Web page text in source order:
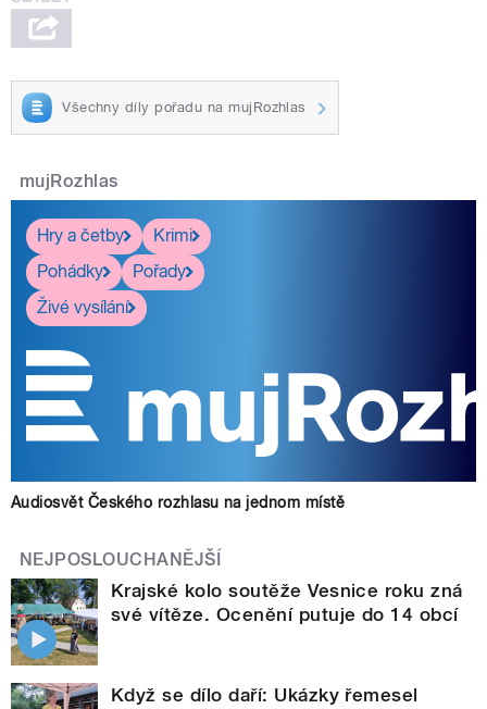
Všechny díly pořadu na mujRozhlas
mujRozhlas
Hry a četby
Krimi
Pohádky
Pořady
Živé vysílání
Audiosvět Českého rozhlasu na jednom místě
NEJPOSLOUCHANĚJŠÍ
Krajské kolo soutěže Vesnice roku zná
své vítěze. Ocenění putuje do 14 obcí
Když se dílo daří: Ukázky řemesel